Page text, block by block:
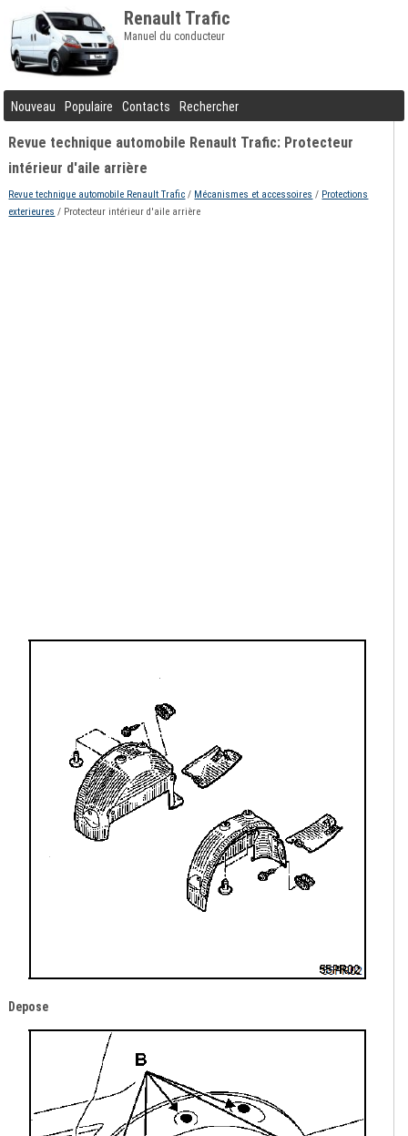
Renault Trafic
Manuel du conducteur
Nouveau Populaire Contacts Rechercher
Revue technique automobile Renault Trafic: Protecteur
intérieur d'aile arrière
Revue technique automobile Renault Trafic / Mécanismes et accessoires / Protections
exterieures / Protecteur intérieur d'aile arrière
Depose